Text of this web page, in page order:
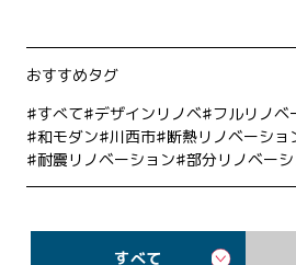
おすすめタグ
すべて
デザインリノベ フルリノベ
和モダン 川西市 断熱リノベーショ
耐震リノベーション 部分リノベー
すべて